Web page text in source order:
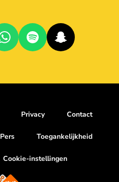
Privacy Contact
Pers Toegankelijkheid
Cookie-instellingen